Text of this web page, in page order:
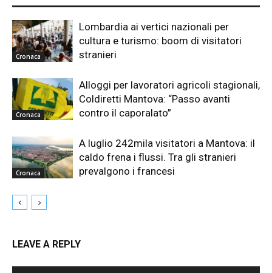
Cronaca
Lombardia ai vertici nazionali per
cultura e turismo: boom di visitatori
stranieri
Cronaca
Alloggi per lavoratori agricoli stagionali,
Coldiretti Mantova: “Passo avanti
contro il caporalato”
Cronaca
A luglio 242mila visitatori a Mantova: il
caldo frena i flussi. Tra gli stranieri
prevalgono i francesi
LEAVE A REPLY